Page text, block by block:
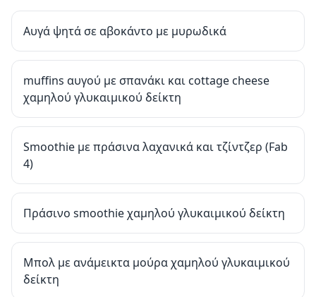
Αυγά ψητά σε αβοκάντο με μυρωδικά
muffins αυγού με σπανάκι και cottage cheese
χαμηλού γλυκαιμικού δείκτη
Smoothie με πράσινα λαχανικά και τζίντζερ (Fab
4)
Πράσινο smoothie χαμηλού γλυκαιμικού δείκτη
Μπολ με ανάμεικτα μούρα χαμηλού γλυκαιμικού
δείκτη